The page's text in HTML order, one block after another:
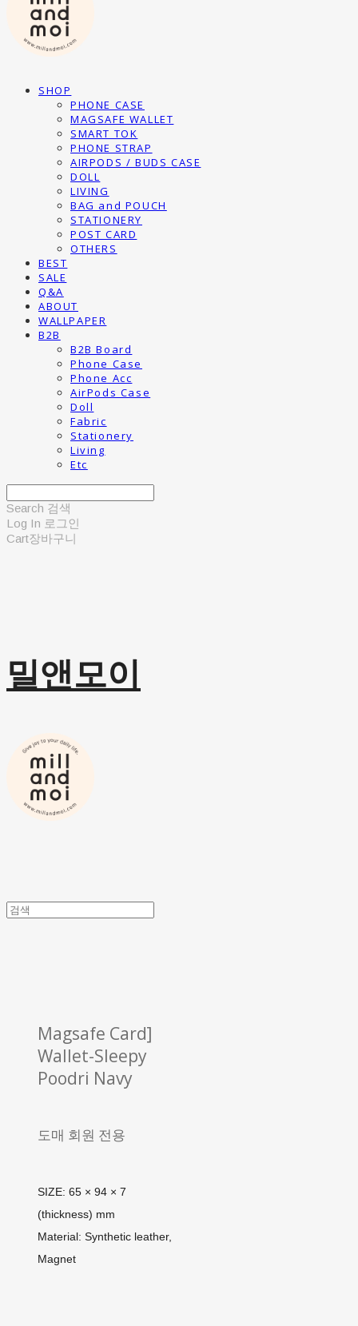
SHOP
PHONE CASE
MAGSAFE WALLET
SMART TOK
PHONE STRAP
AIRPODS / BUDS CASE
DOLL
LIVING
BAG and POUCH
STATIONERY
POST CARD
OTHERS
BEST
SALE
Q&A
ABOUT
WALLPAPER
B2B
B2B Board
Phone Case
Phone Acc
AirPods Case
Doll
Fabric
Stationery
Living
Etc
Search 검색
Log In 로그인
Cart장바구니
밀앤모이
Magsafe Card]
Wallet-Sleepy
Poodri Navy
도매 회원 전용
SIZE: 65 × 94 × 7
(thickness) mm
Material: Synthetic leather,
Magnet